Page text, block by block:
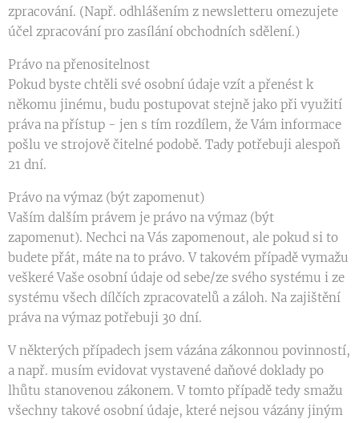
zpracování. (Např. odhlášením z newsletteru omezujete
účel zpracování pro zasílání obchodních sdělení.)
Právo na přenositelnost
Pokud byste chtěli své osobní údaje vzít a přenést k
někomu jinému, budu postupovat stejně jako při využití
práva na přístup - jen s tím rozdílem, že Vám informace
pošlu ve strojově čitelné podobě. Tady potřebuji alespoň
21 dní.
Právo na výmaz (být zapomenut)
Vaším dalším právem je právo na výmaz (být
zapomenut). Nechci na Vás zapomenout, ale pokud si to
budete přát, máte na to právo. V takovém případě vymažu
veškeré Vaše osobní údaje od sebe/ze svého systému i ze
systému všech dílčích zpracovatelů a záloh. Na zajištění
práva na výmaz potřebuji 30 dní.
V některých případech jsem vázána zákonnou povinností,
a např. musím evidovat vystavené daňové doklady po
lhůtu stanovenou zákonem. V tomto případě tedy smažu
všechny takové osobní údaje, které nejsou vázány jiným